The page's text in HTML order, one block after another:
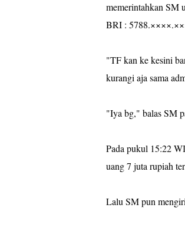
memerintahkan SM
BRI :
"TF kan ke kesini
kurangi aja sama
"Iya bg," balas SM
Pada pukul 15:22
uang 7 juta rupiah
Lalu SM pun